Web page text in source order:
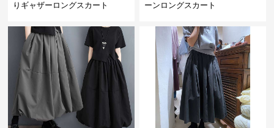
りギャザーロングスカート
ーンロングスカート